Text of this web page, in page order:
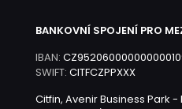
BANKOVNÍ SPOJENÍ PRO
IBAN:
SWIFT: CITFCZPPXXX
Citfin, Avenir Business Park -